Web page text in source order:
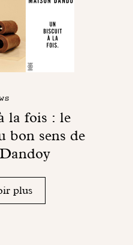
la fois : le
bon sens de
plus